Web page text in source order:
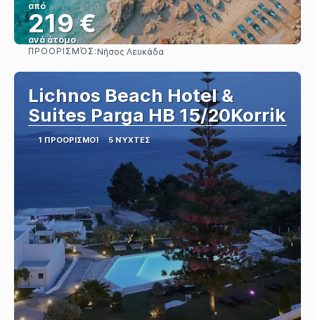
από
219 €
ανά άτομο
Βλέπω
ΠΡΟΟΡΙΣΜΌΣ: Νήσος Λευκάδα
Lichnos Beach Hotel &
Suites Parga HB 15/20Korrik
1 ΠΡΟΟΡΙΣΜΟΊ 5 ΝΎΧΤΕΣ